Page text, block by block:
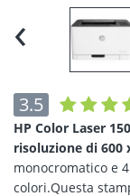
‹
3.5
HP Color Laser
risoluzione di 600
monocromatico e
colori.Questa